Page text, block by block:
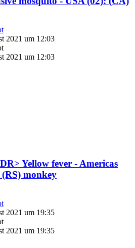
2021 um 12:03
2021 um 12:03
Yellow fever - Americas
monkey
2021 um 19:35
2021 um 19:35